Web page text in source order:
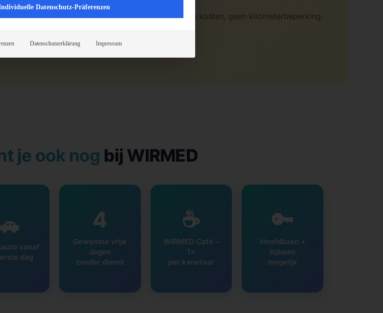
– jouw bedrijfsauto is van jou. Geen verborgen kosten, geen kilometerbeperking.
voor je eigen auto.
– en 100% kosteloos voor jou!
je ook nog bij WIRMED
vanaf
dag
4
Gewenste vrije
dagen
zonder dienst
☕
WIRMED Café –
1×
per kwartaal
🔑
Hoofdbaan +
bijbaan
mogelijk
Datenschutz-Präferenzen
Datenschutzerklärung Impressum